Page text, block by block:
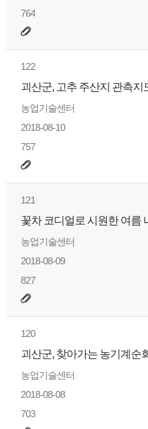
764
122
괴산군, 고추 주산지 관측지
농업기술센터
2018-08-10
757
121
꽃차 코디얼로 시원한 여름
농업기술센터
2018-08-09
827
120
괴산군, 찾아가는 농기계순
농업기술센터
2018-08-08
703